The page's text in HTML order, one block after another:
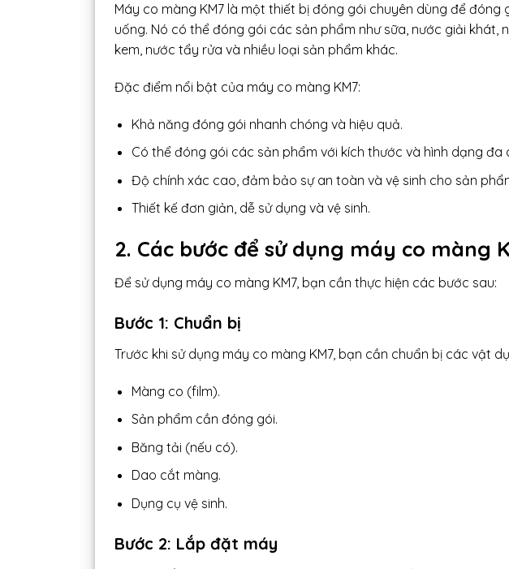
Máy co màng KM7 là một thiết bị đóng gói chuyên dùng để
uống. Nó có thể đóng gói các sản phẩm như sữa, nước giải khát,
kem, nước tẩy rửa và nhiều loại sản phẩm khác.
Đặc điểm nổi bật của máy co màng KM7:
Khả năng đóng gói nhanh chóng và hiệu quả.
Có thể đóng gói các sản phẩm với kích thước và hình dạng đa
Độ chính xác cao, đảm bảo sự an toàn và vệ sinh cho sản
Thiết kế đơn giản, dễ sử dụng và vệ sinh.
2. Các bước để sử dụng máy co màng
Để sử dụng máy co màng KM7, bạn cần thực hiện các bước sau:
Bước 1: Chuẩn bị
Trước khi sử dụng máy co màng KM7, bạn cần chuẩn bị các vật
Màng co (film).
Sản phẩm cần đóng gói.
Băng tải (nếu có).
Dao cắt màng.
Dụng cụ vệ sinh.
Bước 2: Lắp đặt máy